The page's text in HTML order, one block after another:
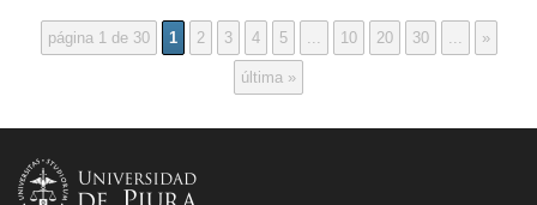
página 1 de 30 1 2 3 4 5 ... 10 20 30 ... »
última »